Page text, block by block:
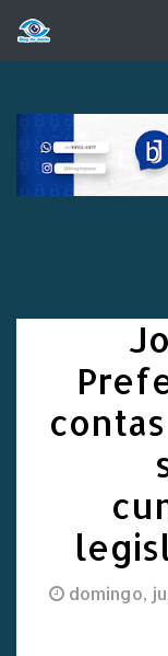
domingo,